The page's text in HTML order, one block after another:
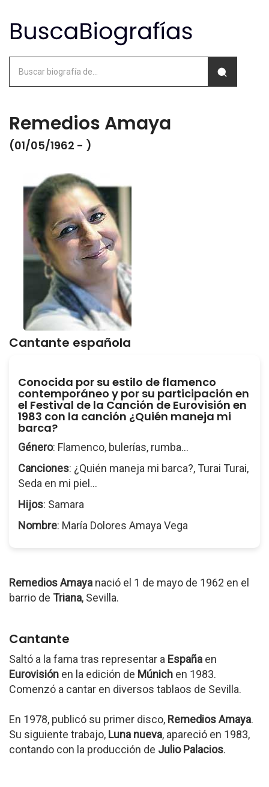
Remedios Amaya
(01/05/1962 - )
Cantante española
Conocida por su estilo de flamenco
contemporáneo y por su participación en
el Festival de la Canción de Eurovisión en
1983 con la canción ¿Quién maneja mi
barca?
Género: Flamenco, bulerías, rumba...
Canciones: ¿Quién maneja mi barca?, Turai Turai,
Seda en mi piel...
Hijos: Samara
Nombre: María Dolores Amaya Vega
Remedios Amaya nació el 1 de mayo de 1962 en el
barrio de Triana, Sevilla.
Cantante
Saltó a la fama tras representar a España en
Eurovisión en la edición de Múnich en 1983.
Comenzó a cantar en diversos tablaos de Sevilla.
En 1978, publicó su primer disco, Remedios Amaya.
Su siguiente trabajo, Luna nueva, apareció en 1983,
contando con la producción de Julio Palacios.